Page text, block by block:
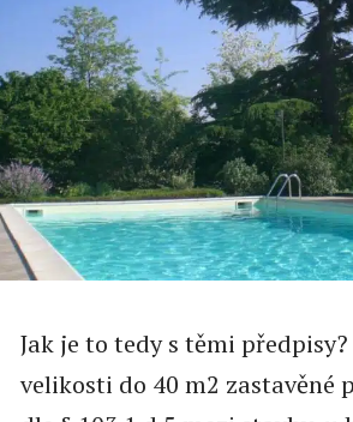
Jak je to tedy s těmi předpisy?
velikosti do 40 m2 zastavěné